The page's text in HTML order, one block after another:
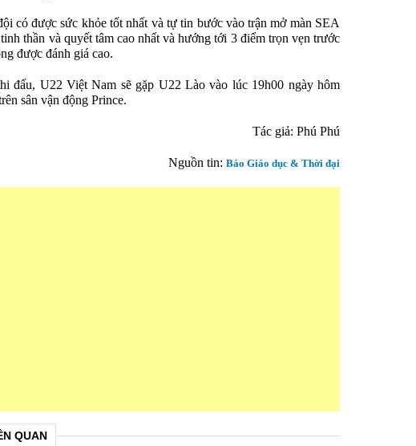
có được sức khỏe tốt nhất và tự tin bước vào trận mở màn SEA
thần và quyết tâm cao nhất và hướng tới 3 điểm trọn vẹn trước
được đánh giá cao.
đấu, U22 Việt Nam sẽ gặp U22 Lào vào lúc 19h00 ngày hôm
sân vận động Prince.
Tác giả: Phú Phú
Nguồn tin: Báo Giáo dục & Thời đại
QUAN